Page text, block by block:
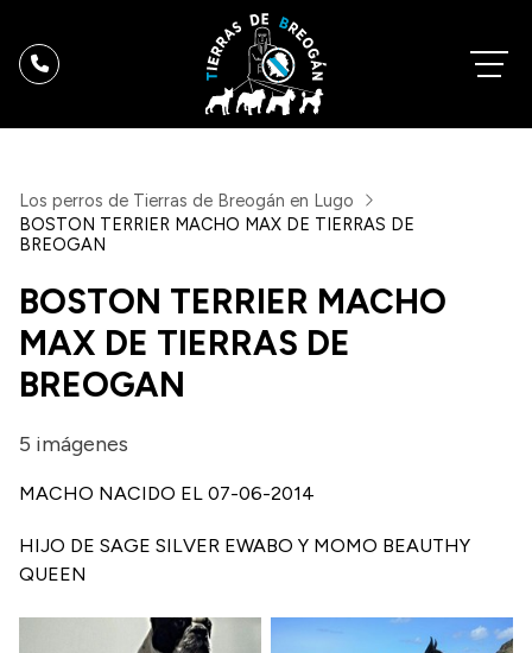
Los perros de Tierras de Breogán en Lugo
BOSTON TERRIER MACHO MAX DE TIERRAS DE
BREOGAN
BOSTON TERRIER MACHO
MAX DE TIERRAS DE
BREOGAN
5 imágenes
MACHO NACIDO EL 07-06-2014
HIJO DE SAGE SILVER EWABO Y MOMO BEAUTHY
QUEEN